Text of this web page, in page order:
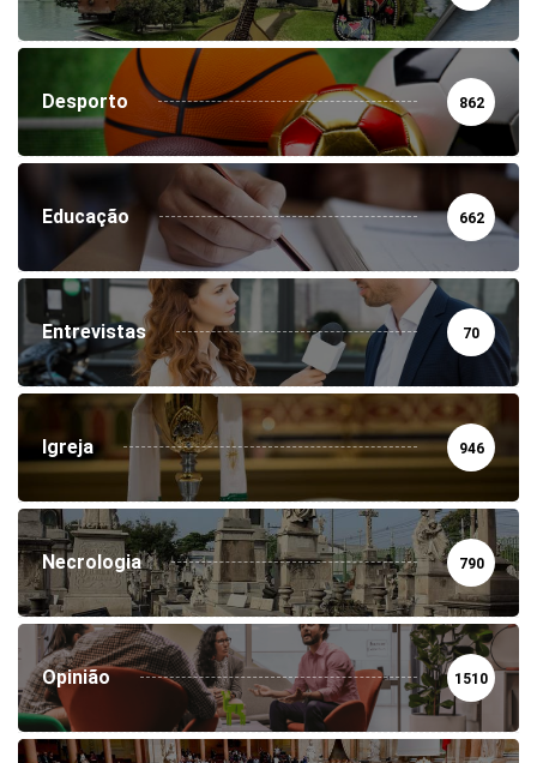
Desporto 862
Educação 662
Entrevistas 70
Igreja 946
Necrologia 790
Opinião 1510